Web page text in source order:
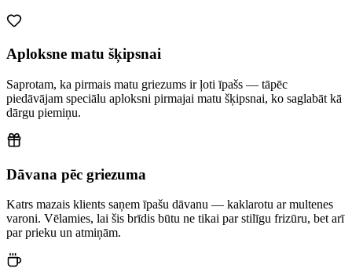
Aploksne matu šķipsnai
Saprotam, ka pirmais matu griezums ir ļoti īpašs — tāpēc
piedāvājam speciālu aploksni pirmajai matu šķipsnai, ko saglabāt kā
dārgu piemiņu.
Dāvana pēc griezuma
Katrs mazais klients saņem īpašu dāvanu — kaklarotu ar multenes
varoni. Vēlamies, lai šis brīdis būtu ne tikai par stilīgu frizūru, bet arī
par prieku un atmiņām.